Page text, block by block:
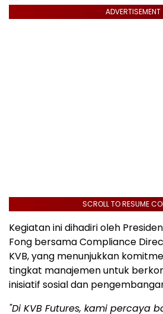
ADVERTISEMENT
SCROLL TO RESUME
Kegiatan ini dihadiri oleh
Fong bersama Compliance
KVB, yang menunjukkan
tingkat manajemen untuk
inisiatif sosial dan
"Di KVB Futures, kami percaya